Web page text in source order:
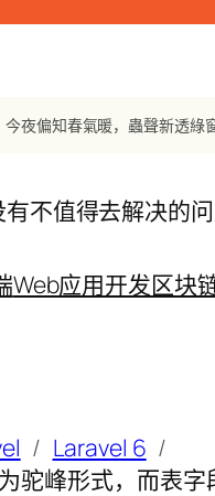
夜偏知春氣暖，蟲聲新透綠
有不值得去解决的
Web应用开发区块
Laravel 6
驼峰形式，而表